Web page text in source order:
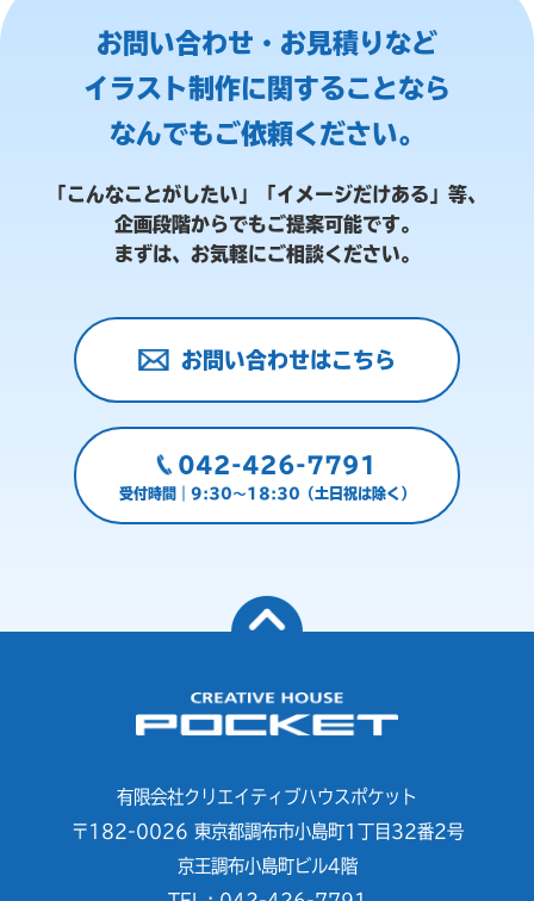
お問い合わせ・お見積りなど
イラスト制作に関することなら
なんでもご依頼ください。
「こんなことがしたい」「イメージだけある」等、
企画段階からでもご提案可能です。
まずは、お気軽にご相談ください。
お問い合わせはこちら
042-426-7791
受付時間｜9:30～18:30（土日祝は除く）
有限会社クリエイティブハウスポケット
〒182-0026 東京都調布市小島町1丁目32番2号
京王調布小島町ビル4階